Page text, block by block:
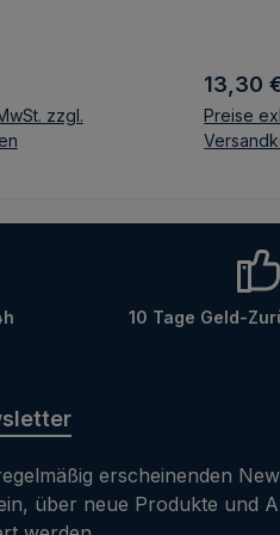
zzgl.
optimal
Farbe -
13,30
Preise
10 Tage Geld-
erscheinenden
über neue Produkte und